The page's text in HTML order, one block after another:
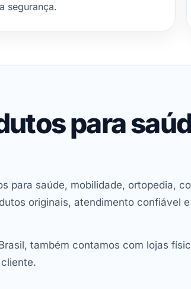
segurança.
para
para saúde, mobilidade, ortopedia,
originais, atendimento confiável
também contamos com lojas